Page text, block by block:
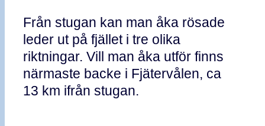
Från stugan kan man åka rösade
leder ut på fjället i tre olika
riktningar. Vill man åka utför finns
närmaste backe i Fjätervålen, ca
13 km ifrån stugan.